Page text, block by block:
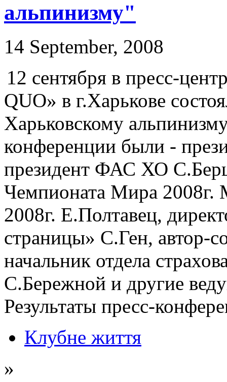
альпинизму"
14 September, 2008
12 сентября в пресс-
QUO» в г.Харькове
Харьковскому
конференции были -
президент ФАС ХО
Чемпионата Мира
2008г. Е.Полтавец,
страницы» С.Ген, автор-
начальник отдела
С.Бережной и другие
Результаты пресс-
Клубне життя
»